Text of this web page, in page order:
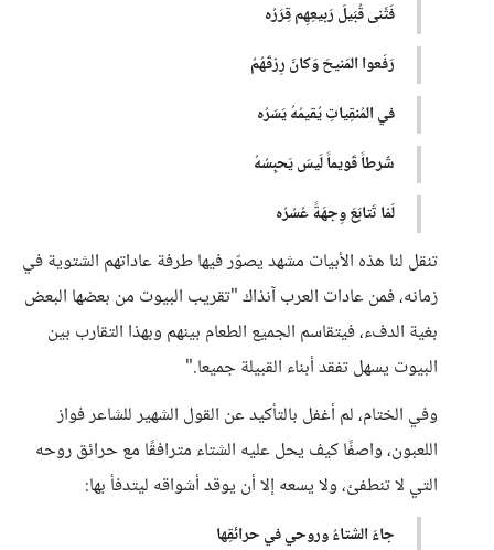
فَثَنى قُبَيلَ رَبيعِهِم قِرَرُه
رَفَعوا المَنيحَ وَكانَ رِزقَهُمُ
في المُنقِياتِ يُقيمُهُ يَسَرُه
شَرطاً قَويماً لَيسَ يَحبِسُهُ
لَمّا تَتابَعَ وِجهَةً عُسُرُه
تنقل لنا هذه الأبيات مشهد يصوّر فيها طرفة عاداتهم الشتوية في
زمانه، فمن عادات العرب آنذاك "تقريب البيوت من بعضها البعض
بغية الدفء، فيتقاسم الجميع الطعام بينهم وبهذا التقارب بين
البيوت يسهل تفقد أبناء القبيلة جميعا."
وفي الختام، لم أغفل بالتأكيد عن القول الشهير للشاعر فواز
اللعبون، واصفًا كيف يحل عليه الشتاء مترافقًا مع حرائق روحه
التي لا تنطفئ، ولا يسعه إلا أن يوقد أشواقه ليتدفأ بها:
جاءَ الشتاءُ وروحي في حرائقِها